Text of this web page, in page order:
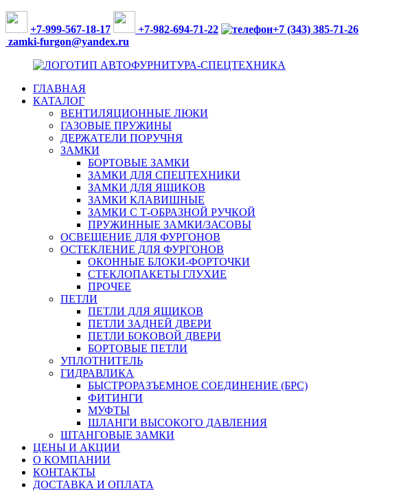
Перейти
содержимому
+7-999-567-18-17 +7-982-694-71-22 +7 (343) 385-71-26
zamki-furgon@yandex.ru
ФУРНИТУРА
ФУРГОНОВ,
АВТОБУСОВ
СПЕЦТЕХНИКИ
ГЛАВНАЯ
КАТАЛОГ
ВЕНТИЛЯЦИОННЫЕ ЛЮКИ
ГАЗОВЫЕ ПРУЖИНЫ
ДЕРЖАТЕЛИ ПОРУЧНЯ
ЗАМКИ
БОРТОВЫЕ ЗАМКИ
ЗАМКИ ДЛЯ СПЕЦТЕХНИКИ
ЗАМКИ ДЛЯ ЯЩИКОВ
ЗАМКИ КЛАВИШНЫЕ
ЗАМКИ С Т-ОБРАЗНОЙ РУЧКОЙ
ПРУЖИННЫЕ ЗАМКИ/ЗАСОВЫ
ОСВЕЩЕНИЕ ДЛЯ ФУРГОНОВ
ОСТЕКЛЕНИЕ ДЛЯ ФУРГОНОВ
ОКОННЫЕ БЛОКИ-ФОРТОЧКИ
СТЕКЛОПАКЕТЫ ГЛУХИЕ
ПРОЧЕЕ
ПЕТЛИ
ПЕТЛИ ДЛЯ ЯЩИКОВ
ПЕТЛИ ЗАДНЕЙ ДВЕРИ
ПЕТЛИ БОКОВОЙ ДВЕРИ
БОРТОВЫЕ ПЕТЛИ
УПЛОТНИТЕЛЬ
ГИДРАВЛИКА
БЫСТРОРАЗЪЕМНОЕ СОЕДИНЕНИЕ (БРС)
ФИТИНГИ
МУФТЫ
ШЛАНГИ ВЫСОКОГО ДАВЛЕНИЯ
ШТАНГОВЫЕ ЗАМКИ
ЦЕНЫ И АКЦИИ
О КОМПАНИИ
КОНТАКТЫ
ДОСТАВКА И ОПЛАТА